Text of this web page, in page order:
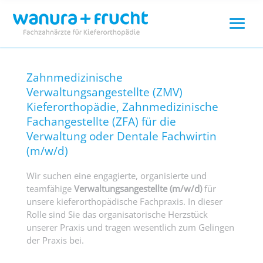
Zahnmedizinische
Verwaltungsangestellte (ZMV)
Kieferorthopädie, Zahnmedizinische
Fachangestellte (ZFA) für die
Verwaltung oder Dentale Fachwirtin
(m/w/d)
Wir suchen eine engagierte, organisierte und
teamfähige Verwaltungsangestellte (m/w/d)für
unsere kieferorthopädische Fachpraxis. In dieser
Rolle sind Sie das organisatorische Herzstück
unserer Praxis und tragen wesentlich zum Gelingen
der Praxis bei.